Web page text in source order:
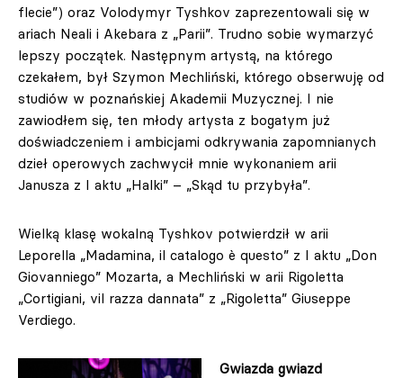
flecie”) oraz Volodymyr Tyshkov zaprezentowali się w
ariach Neali i Akebara z „Parii”. Trudno sobie wymarzyć
lepszy początek. Następnym artystą, na którego
czekałem, był Szymon Mechliński, którego obserwuję od
studiów w poznańskiej Akademii Muzycznej. I nie
zawiodłem się, ten młody artysta z bogatym już
doświadczeniem i ambicjami odkrywania zapomnianych
dzieł operowych zachwycił mnie wykonaniem arii
Janusza z I aktu „Halki” – „Skąd tu przybyła”.
Wielką klasę wokalną Tyshkov potwierdził w arii
Leporella „Madamina, il catalogo è questo” z I aktu „Don
Giovanniego” Mozarta, a Mechliński w arii Rigoletta
„Cortigiani, vil razza dannata” z „Rigoletta” Giuseppe
Verdiego.
Gwiazda gwiazd